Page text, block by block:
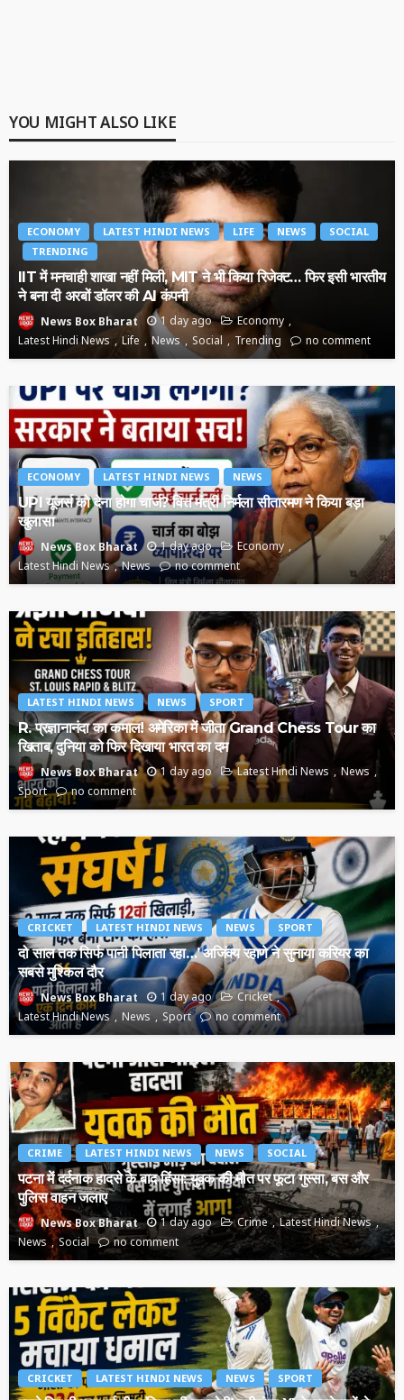
YOU MIGHT ALSO LIKE
ECONOMY LATEST HINDI NEWS LIFE NEWS
SOCIAL
TRENDING
IIT में मनचाही शाखा नहीं मिली, MIT ने भी किया रिजेक्ट… फिर इसी भारतीय
ने बना दी अरबों डॉलर की AI कंपनी
News Box Bharat 1 day ago
Economy
Latest Hindi News
Life News Social Trending no comment
ECONOMY LATEST HINDI NEWS NEWS
UPI यूजर्स को देना होगा चार्ज? वित्त मंत्री निर्मला सीतारमण ने किया बड़ा
खुलासा
News Box Bharat 1 day ago
Economy
Latest Hindi News
News no comment
LATEST HINDI NEWS NEWS SPORT
R. प्रज्ञानानंदा का कमाल! अमेरिका में जीता Grand Chess Tour का
खिताब, दुनिया को फिर दिखाया भारत का दम
News Box Bharat 1 day ago Latest Hindi News
News
Sport
no comment
CRICKET LATEST HINDI NEWS NEWS SPORT
दो साल तक सिर्फ पानी पिलाता रहा…’ अजिंक्य रहाणे ने सुनाया करियर का
सबसे मुश्किल दौर
News Box Bharat 1 day ago
Cricket
Latest Hindi News
News Sport no comment
CRIME LATEST HINDI NEWS NEWS SOCIAL
पटना में दर्दनाक हादसे के बाद हिंसा: युवक की मौत पर फूटा गुस्सा, बस और
पुलिस वाहन जलाए
News Box Bharat 1 day ago Crime
Latest Hindi News
News
Social no comment
CRICKET LATEST HINDI NEWS NEWS SPORT